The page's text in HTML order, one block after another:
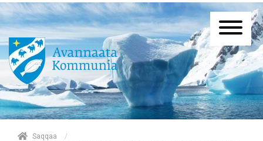
Saqqaa
/